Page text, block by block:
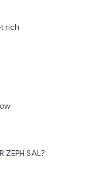
rich
SAL?